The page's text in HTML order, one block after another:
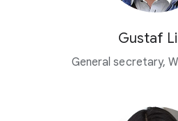
Gustaf
General secretary,